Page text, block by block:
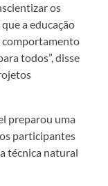
os
a educação
comportamento
todos”, disse
preparou uma
participantes
técnica natural